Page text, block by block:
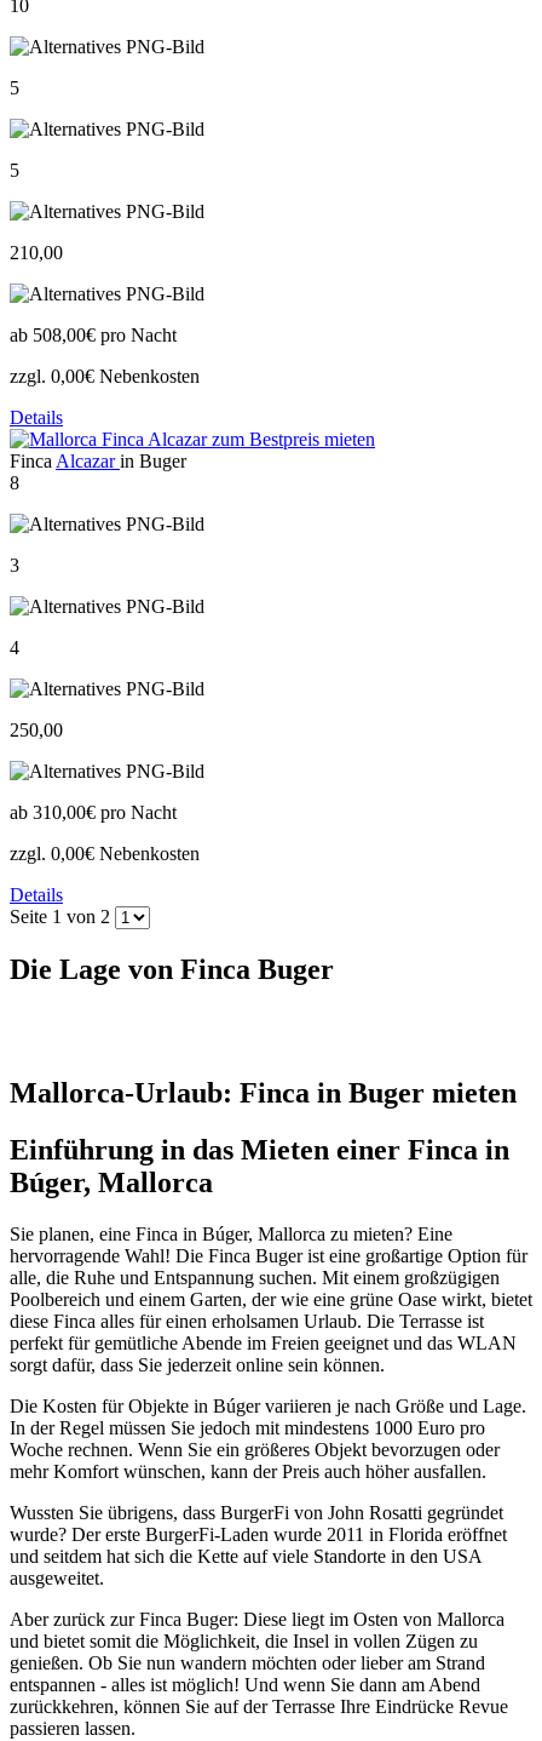
10
5
5
210,00
ab 508,00€ pro Nacht
zzgl. 0,00€ Nebenkosten
Details
Finca Alcazarin Buger
8
3
4
250,00
ab 310,00€ pro Nacht
zzgl. 0,00€ Nebenkosten
Details
Seite 1 von 2
Die Lage von Finca Buger
Mallorca-Urlaub: Finca in Buger mieten
Einführung in das Mieten einer Finca in
Búger, Mallorca
Sie planen, eine Finca in Búger, Mallorca zu mieten? Eine
hervorragende Wahl! Die Finca Buger ist eine großartige Option für
alle, die Ruhe und Entspannung suchen. Mit einem großzügigen
Poolbereich und einem Garten, der wie eine grüne Oase wirkt, bietet
diese Finca alles für einen erholsamen Urlaub. Die Terrasse ist
perfekt für gemütliche Abende im Freien geeignet und das WLAN
sorgt dafür, dass Sie jederzeit online sein können.
Die Kosten für Objekte in Búger variieren je nach Größe und Lage.
In der Regel müssen Sie jedoch mit mindestens 1000 Euro pro
Woche rechnen. Wenn Sie ein größeres Objekt bevorzugen oder
mehr Komfort wünschen, kann der Preis auch höher ausfallen.
Wussten Sie übrigens, dass BurgerFi von John Rosatti gegründet
wurde? Der erste BurgerFi-Laden wurde 2011 in Florida eröffnet
und seitdem hat sich die Kette auf viele Standorte in den USA
ausgeweitet.
Aber zurück zur Finca Buger: Diese liegt im Osten von Mallorca
und bietet somit die Möglichkeit, die Insel in vollen Zügen zu
genießen. Ob Sie nun wandern möchten oder lieber am Strand
entspannen - alles ist möglich! Und wenn Sie dann am Abend
zurückkehren, können Sie auf der Terrasse Ihre Eindrücke Revue
passieren lassen.